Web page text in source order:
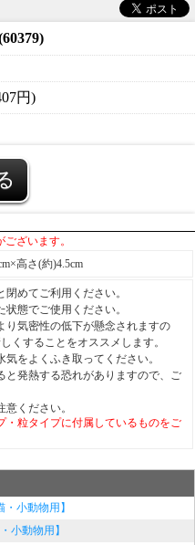
円)
ざいます。
高さ(約)4.5cm
閉めてご利用ください。
状態でご使用ください。
り気密性の低下が懸念されますの
くすることをオススメします。
気をよくふき取ってください。
と発熱する恐れがありますので、ご
意ください。
粒タイプに付属しているものをご
小動物用】
小動物用】